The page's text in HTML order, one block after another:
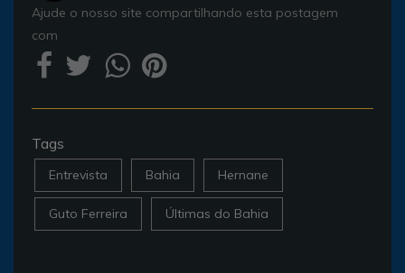
Ajude o nosso site compartilhando esta postagem
com
Tags
Entrevista Bahia Hernane
Guto Ferreira Últimas do Bahia